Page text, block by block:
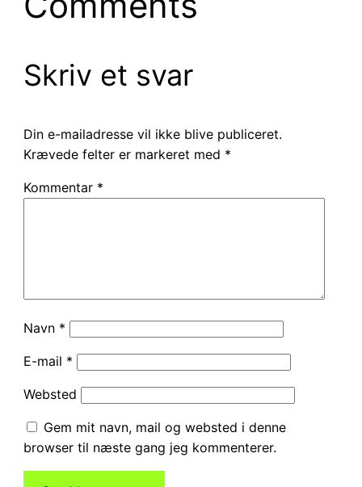
Skriv et svar
Din e-mailadresse vil ikke blive publiceret.
Krævede felter er markeret med *
Kommentar *
Navn *
E-mail *
Websted
Gem mit navn, mail og websted i denne
browser til næste gang jeg kommenterer.